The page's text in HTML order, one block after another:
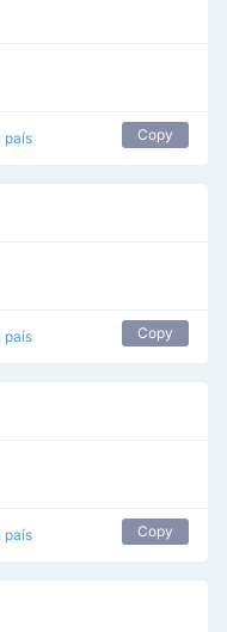
país Copy
país Copy
país Copy